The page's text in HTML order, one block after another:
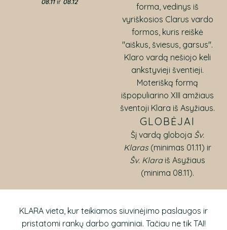
forma, vedinys iš
vyriškosios Clarus vardo
formos, kuris reiškė
"aiškus, šviesus, garsus".
Klaro vardą nešiojo keli
ankstyvieji šventieji.
Moterišką formą
išpopuliarino XIII amžiaus
šventoji Klara iš Asyžiaus.
GLOBĖJAI
Šį vardą globoja Šv.
Klaras (minimas 01.11) ir
Šv. Klaraiš Asyžiaus
(minima 08.11).
KLARA vieta, kur teikiamos siuvinėjimo paslaugos ir
pristatomi rankų darbo gaminiai. Tačiau ne tik TAI!